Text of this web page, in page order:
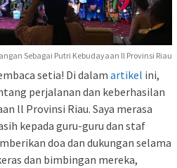
Sebagai Putri Kebudayaan ll Provinsi Riau
setia! Di dalam artikel ini,
perjalanan dan keberhasilan
ll Provinsi Riau. Saya merasa
kepada guru-guru dan staf
doa dan dukungan selama
dan bimbingan mereka,